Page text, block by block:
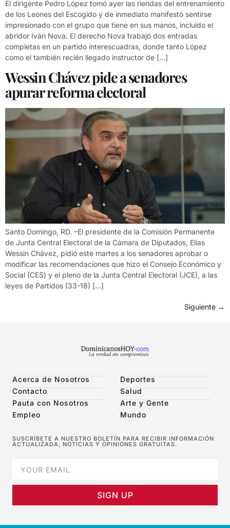
El dirigente Pedro López tomó ayer las riendas del entrenamiento
de los Leones del Escogido y de inmediato manifestó sentirse
impresionado con el grupo que tiene en sus manos, incluido el
abridor Iván Nova. El derecho Nova trabajó dos entradas
completas en un partido interescuadras, donde tanto López
como el también recién llegado instructor de […]
Wessin Chávez pide a senadores
apurar reforma electoral
Santo Domingo, RD. –El presidente de la Comisión Permanente
de Junta Central Electoral de la Cámara de Diputados, Elías
Wessin Chávez, pidió este martes a los senadores aprobar o
modificar las recomendaciones que hizo el Consejo Económico y
Social (CES) y el pleno de la Junta Central Electoral (JCE), a las
leyes de Partidos (33-18) […]
Siguiente →
Acerca de Nosotros
Contacto
Pauta con Nosotros
Empleo
Deportes
Salud
Arte y Gente
Mundo
SUSCRÍBETE A NUESTRO BOLETÍN PARA RECIBIR INFORMACIÓN
ACTUALIZADA, NOTICIAS Y OPINIONES GRATUITAS.
SIGN UP